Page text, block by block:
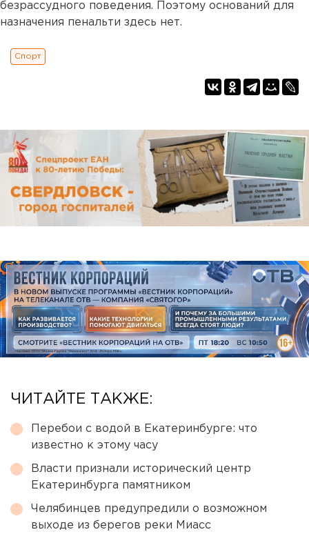
безрассудного поведения. Поэтому оснований для
назначения пенальти здесь нет.
Спорт
ЧИТАЙТЕ ТАКЖЕ:
Перебои с водой в Екатеринбурге: что
известно к этому часу
Власти признали исторический центр
Екатеринбурга памятником
Челябинцев предупредили о возможном
выходе из берегов реки Миасс